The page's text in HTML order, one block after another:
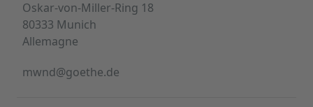
Oskar-von-Miller-Ring 18
80333 Munich
Allemagne
mwnd@goethe.de